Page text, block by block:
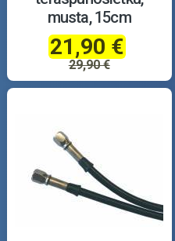
musta, 15cm
21,90 €
29,90 €